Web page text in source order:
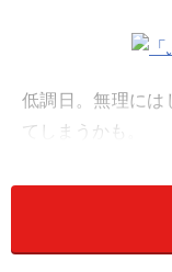
低調日。無理には
てしまうかも。
11位：いて